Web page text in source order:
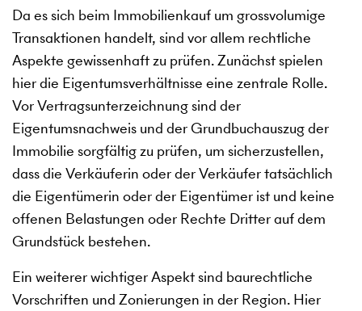
Da es sich beim Immobilienkauf um grossvolumige
Transaktionen handelt, sind vor allem rechtliche
Aspekte gewissenhaft zu prüfen. Zunächst spielen
hier die Eigentumsverhältnisse eine zentrale Rolle.
Vor Vertragsunterzeichnung sind der
Eigentumsnachweis und der Grundbuchauszug der
Immobilie sorgfältig zu prüfen, um sicherzustellen,
dass die Verkäuferin oder der Verkäufer tatsächlich
die Eigentümerin oder der Eigentümer ist und keine
offenen Belastungen oder Rechte Dritter auf dem
Grundstück bestehen.
Ein weiterer wichtiger Aspekt sind baurechtliche
Vorschriften und Zonierungen in der Region. Hier